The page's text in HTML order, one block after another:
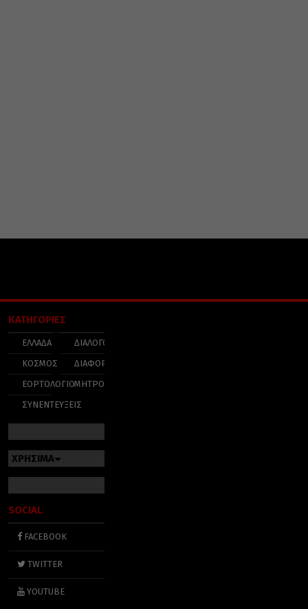
ΚΑΤΗΓΟΡΙΕΣ
ΕΛΛΑΔΑ
ΚΟΣΜΟΣ
ΕΟΡΤΟΛΟΓΙΟ
ΣΥΝΕΝΤΕΥΞΕΙΣ
ΔΙΑΛΟΓΟΣ
ΔΙΑΦΟΡΑ
ΜΗΤΡΟΠΟΛΕΙΣ
ΧΡΗΣΙΜΑ
SOCIAL
FACEBOOK
TWITTER
YOUTUBE